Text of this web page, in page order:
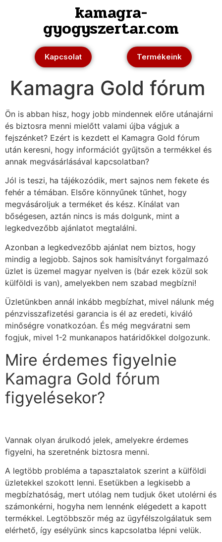
kamagra-
gyogyszertar.com
Kapcsolat Termékeink
Kamagra Gold fórum
Ön is abban hisz, hogy jobb mindennek előre utánajárni
és biztosra menni mielőtt valami újba vágjuk a
fejszénket? Ezért is kezdett el Kamagra Gold fórum
után keresni, hogy információt gyűjtsön a termékkel és
annak megvásárlásával kapcsolatban?
Jól is teszi, ha tájékozódik, mert sajnos nem fekete és
fehér a témában. Elsőre könnyűnek tűnhet, hogy
megvásároljuk a terméket és kész. Kínálat van
bőségesen, aztán nincs is más dolgunk, mint a
legkedvezőbb ajánlatot megtalálni.
Azonban a legkedvezőbb ajánlat nem biztos, hogy
mindig a legjobb. Sajnos sok hamisítványt forgalmazó
üzlet is üzemel magyar nyelven is (bár ezek közül sok
külföldi is van), amelyekben nem szabad megbízni!
Üzletünkben annál inkább megbízhat, mivel nálunk még
pénzvisszafizetési garancia is él az eredeti, kiváló
minőségre vonatkozóan. És még megváratni sem
fogjuk, mivel 1-2 munkanapos határidőkkel dolgozunk.
Mire érdemes figyelnie
Kamagra Gold fórum
figyelésekor?
Vannak olyan árulkodó jelek, amelyekre érdemes
figyelni, ha szeretnénk biztosra menni.
A legtöbb probléma a tapasztalatok szerint a külföldi
üzletekkel szokott lenni. Esetükben a legkisebb a
megbízhatóság, mert utólag nem tudjuk őket utolérni és
számonkérni, hogyha nem lennénk elégedett a kapott
termékkel. Legtöbbször még az ügyfélszolgálatuk sem
elérhető, így esélyünk sincs kapcsolatba lépni velük.